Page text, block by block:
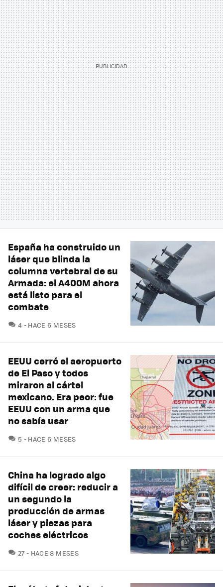
España ha construido un
láser que blinda la
columna vertebral de su
Armada: el A400M ahora
está listo para el
combate
4 COMENTARIOS
HACE 6 MESES
EEUU cerró el aeropuerto
de El Paso y todos
miraron al cártel
mexicano. Era peor: fue
EEUU con un arma que
no sabía usar
5 COMENTARIOS
HACE 6 MESES
China ha logrado algo
difícil de creer: reducir a
un segundo la
producción de armas
láser y piezas para
coches eléctricos
27COMENTARIOS
HACE 8 MESES